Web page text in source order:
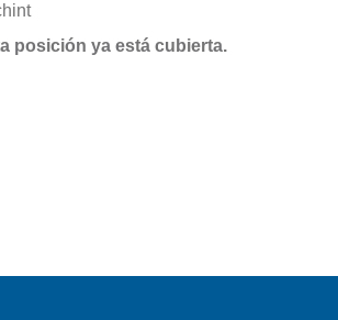
posición ya está cubierta.